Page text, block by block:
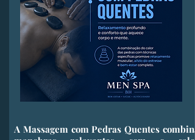
​A Massagem com Pedras Quentes combina